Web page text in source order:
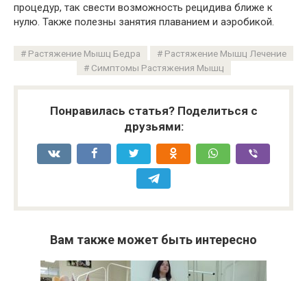
процедур, так свести возможность рецидива ближе к
нулю. Также полезны занятия плаванием и аэробикой.
Растяжение Мышц Бедра
Растяжение Мышц Лечение
Симптомы Растяжения Мышц
Понравилась статья? Поделиться с
друзьями:
Вам также может быть интересно